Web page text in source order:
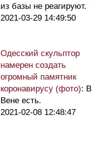
из базы не реагируют.
2021-03-29 14:49:50
Одесский скульптор
намерен создать
огромный памятник
коронавирусу (фото): В
Вене есть.
2021-02-08 12:48:47